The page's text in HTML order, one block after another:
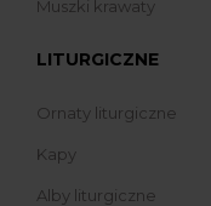
Muszki krawaty
LITURGICZNE
Ornaty liturgiczne
Kapy
Alby liturgiczne